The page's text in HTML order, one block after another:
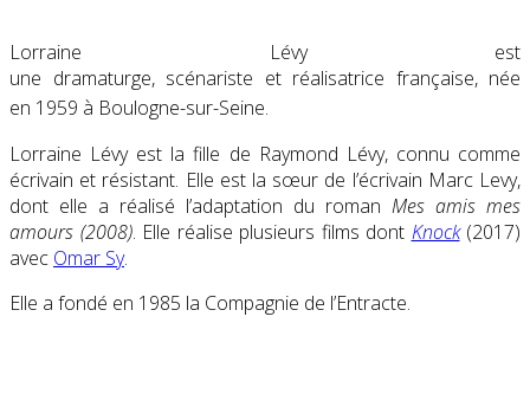
Lorraine Lévy est
une dramaturge, scénariste et réalisatrice française, née
en 1959 à Boulogne-sur-Seine.
Lorraine Lévy est la fille de Raymond Lévy, connu comme
écrivain et résistant. Elle est la sœur de l’écrivain Marc Levy,
dont elle a réalisé l’adaptation du roman Mes amis mes
amours (2008). Elle réalise plusieurs films dont Knock(2017)
avec Omar Sy.
Elle a fondé en 1985 la Compagnie de l’Entracte.